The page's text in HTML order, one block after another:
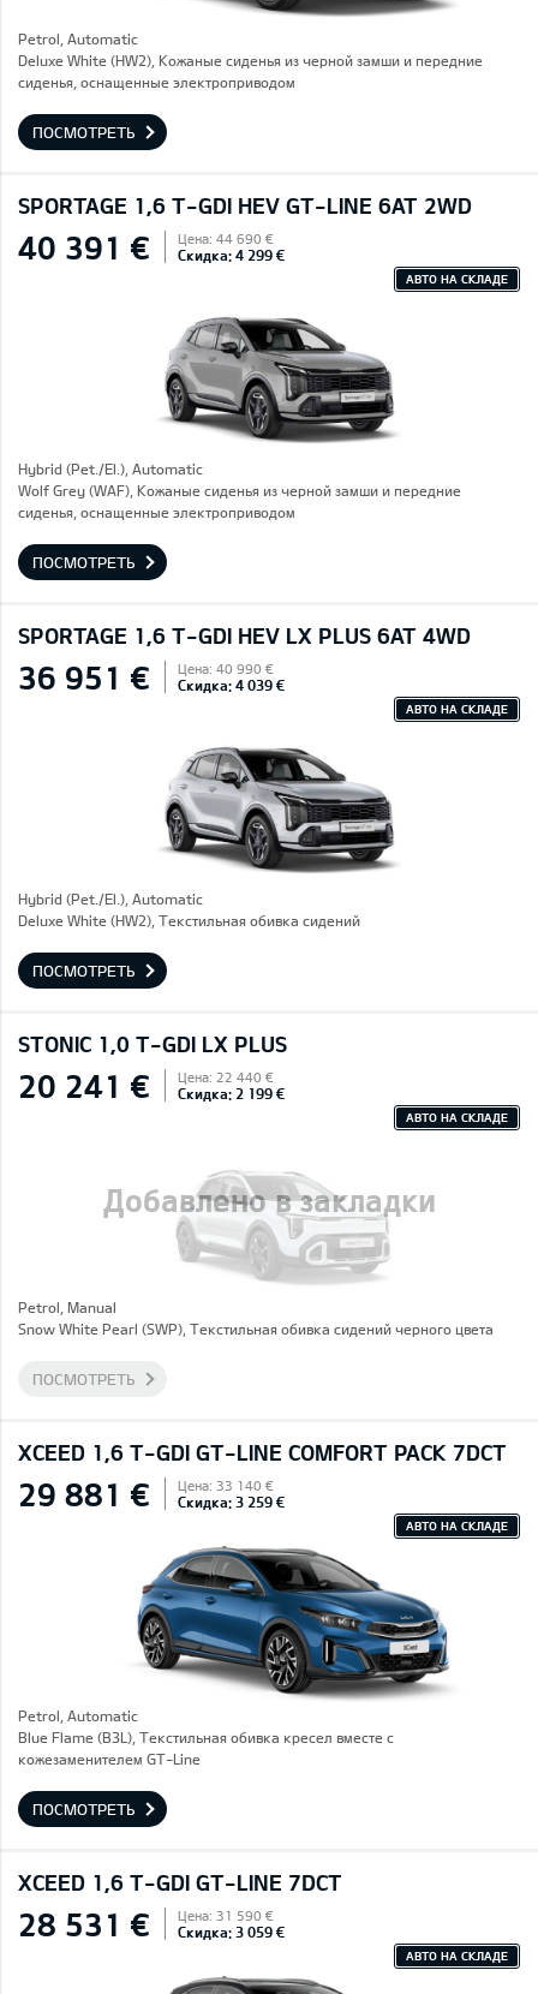
Petrol, Automatic
Deluxe White (HW2), Кожаные сиденья из черной замши и передние
сиденья, оснащенные электроприводом
ПОСМОТРЕТЬ
SPORTAGE 1,6 T-GDI HEV GT-LINE 6AT 2WD
40 391 € Цена: 44 690 €
Скидка: 4 299 €
АВТО НА СКЛАДЕ
Hybrid (Pet./El.), Automatic
Wolf Grey (WAF), Кожаные сиденья из черной замши и передние
сиденья, оснащенные электроприводом
ПОСМОТРЕТЬ
SPORTAGE 1,6 T-GDI HEV LX PLUS 6AT 4WD
36 951 € Цена: 40 990 €
Скидка: 4 039 €
АВТО НА СКЛАДЕ
Hybrid (Pet./El.), Automatic
Deluxe White (HW2), Текстильная обивка сидений
ПОСМОТРЕТЬ
STONIC 1,0 T-GDI LX PLUS
Добавлено в закладки
20 241 € Цена: 22 440 €
Скидка: 2 199 €
АВТО НА СКЛАДЕ
Petrol, Manual
Snow White Pearl (SWP), Текстильная обивка сидений черного цвета
ПОСМОТРЕТЬ
XCEED 1,6 T-GDI GT-LINE COMFORT PACK 7DCT
29 881 € Цена: 33 140 €
Скидка: 3 259 €
АВТО НА СКЛАДЕ
Petrol, Automatic
Blue Flame (B3L), Текстильная обивка кресел вместе с
кожезаменителем GT-Line
ПОСМОТРЕТЬ
XCEED 1,6 T-GDI GT-LINE 7DCT
28 531 € Цена: 31 590 €
Скидка: 3 059 €
АВТО НА СКЛАДЕ